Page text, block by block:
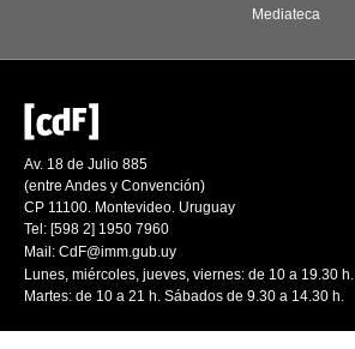
Mediateca
Av. 18 de Julio 885
(entre Andes y Convención)
CP 11100. Montevideo. Uruguay
Tel: [598 2] 1950 7960
Mail: CdF@imm.gub.uy
Lunes, miércoles, jueves, viernes: de 10 a 19.30 h.
Martes: de 10 a 21 h. Sábados de 9.30 a 14.30 h.